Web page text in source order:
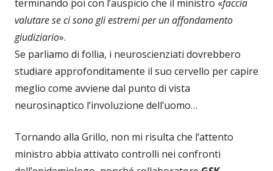
terminando poi con l’auspicio che il ministro «faccia
valutare se ci sono gli estremi per un affondamento
giudiziario».
Se parliamo di follia, i neuroscienziati dovrebbero
studiare approfonditamente il suo cervello per capire
meglio come avviene dal punto di vista
neurosinaptico l’involuzione dell’uomo…
Tornando alla Grillo, non mi risulta che l’attento
ministro abbia attivato controlli nei confronti